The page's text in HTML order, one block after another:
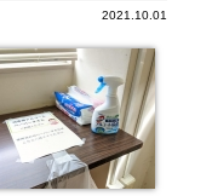
2021.10.01